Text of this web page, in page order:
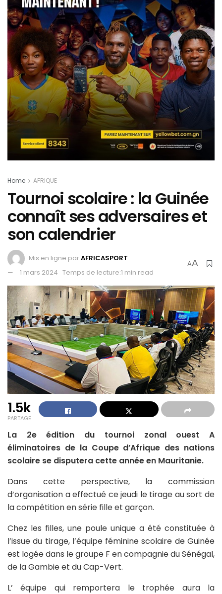
Home AFRIQUE
Tournoi scolaire : la Guinée
connaît ses adversaires et
son calendrier
Mis en ligne parAFRICASPORT
1 mars 2024 Temps de lecture:1 min read
AA
1.5k
PARTAGE
La 2e édition du tournoi zonal ouest A
éliminatoires de la Coupe d’Afrique des nations
scolaire se disputera cette année en Mauritanie.
Dans cette perspective, la commission
d’organisation a effectué ce jeudi le tirage au sort de
la compétition en série fille et garçon.
Chez les filles, une poule unique a été constituée à
l’issue du tirage, l’équipe féminine scolaire de Guinée
est logée dans le groupe F en compagnie du Sénégal,
de la Gambie et du Cap-Vert.
L’ équipe qui remportera le trophée aura la